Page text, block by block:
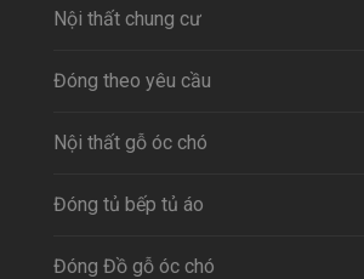
Nội thất chung cư
Đóng theo yêu cầu
Nội thất gỗ óc chó
Đóng tủ bếp tủ áo
Đóng Đồ gỗ óc chó